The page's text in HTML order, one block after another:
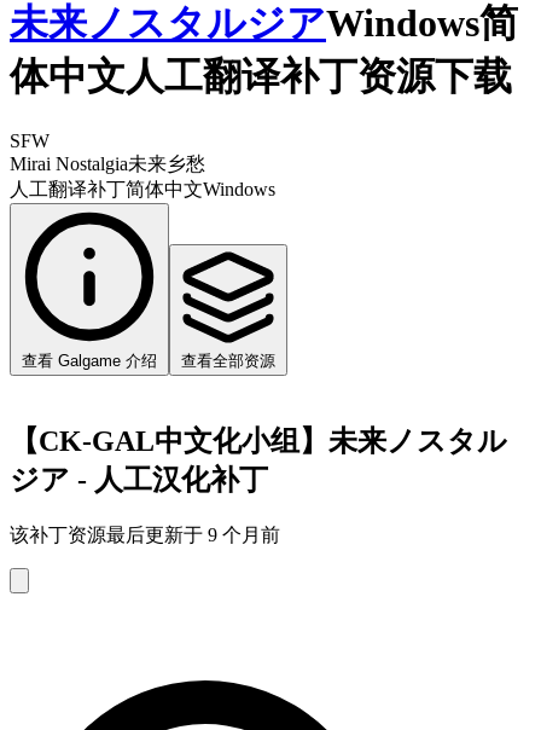
未来ノスタルジアWindows简
体中文人工翻译补丁资源下载
SFW
Mirai Nostalgia未来乡愁
人工翻译补丁简体中文Windows
查看 Galgame 介绍 查看全部资源
【CK-GAL中文化小组】未来ノスタル
ジア - 人工汉化补丁
该补丁资源最后更新于 9 个月前